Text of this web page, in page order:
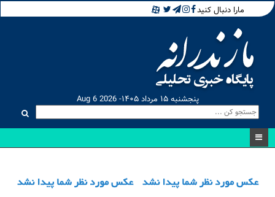
مارا دنبال کنید
پنجشنبه ۱۵ مرداد ۱۴۰۵- Aug 6 2026